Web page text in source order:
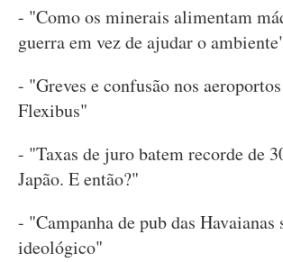
- "Como os minerais alimentam
guerra em vez de ajudar o
- "Greves e confusão nos
Flexibus"
- "Taxas de juro batem recorde de
Japão. E então?"
- "Campanha de pub das
ideológico"